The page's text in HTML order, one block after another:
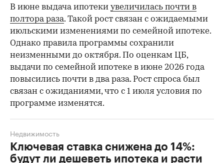
В июне выдача ипотеки увеличилась почти в
полтора раза. Такой рост связан с ожидаемыми
июльскими изменениями по семейной ипотеке.
Однако правила программы сохранили
неизменными до октября. По оценкам ЦБ,
выдачи по семейной ипотеке в июне 2026 года
повысились почти в два раза. Рост спроса был
связан с ожиданиями, что с 1 июля условия по
программе изменятся.
Ключевая ставка снижена до 14%:
будут ли дешеветь ипотека и расти
Недвижимость